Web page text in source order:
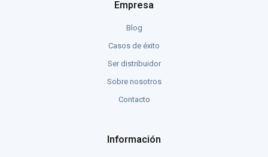
Empresa
Blog
Casos de éxito
Ser distribuidor
Sobre nosotros
Contacto
Información